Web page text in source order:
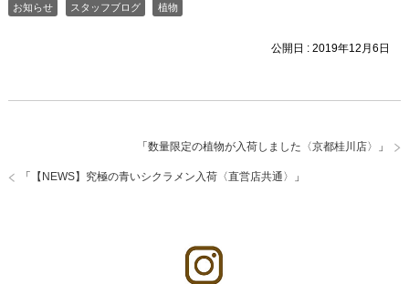
お知らせ スタッフブログ 植物
公開日 :2019年12月6日
「数量限定の植物が入荷しました〈京都桂川店〉 」
「 【NEWS】究極の青いシクラメン入荷〈直営店共通〉 」